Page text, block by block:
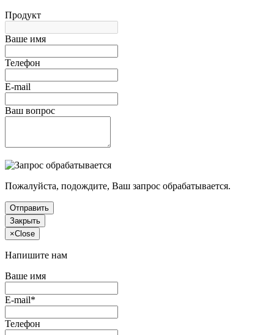
Продукт
Ваше имя
Телефон
E-mail
Ваш вопрос
Пожалуйста, подождите, Ваш запрос обрабатывается.
Отправить
Закрыть
×Close
Напишите нам
Ваше имя
E-mail*
Телефон